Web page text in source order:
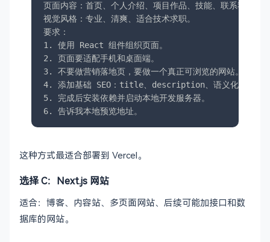
页面内容：首页、个人介绍、项目作品、技能、联系我。
视觉风格：专业、清爽、适合技术求职。
要求：
1. 使用 React 组件组织页面。
2. 页面要适配手机和桌面端。
3. 不要做营销落地页，要做一个真正可浏览的网站。
4. 添加基础 SEO：title、description、语义化结构。
5. 完成后安装依赖并启动本地开发服务器。
6. 告诉我本地预览地址。
这种方式最适合部署到 Vercel。
选择 C：Next.js 网站
适合：博客、内容站、多页面网站、后续可能加接口和数
据库的网站。